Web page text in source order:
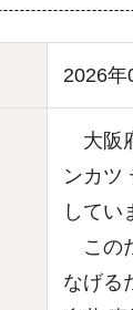
2026年
大阪
ンカツ
してい
この
なげる